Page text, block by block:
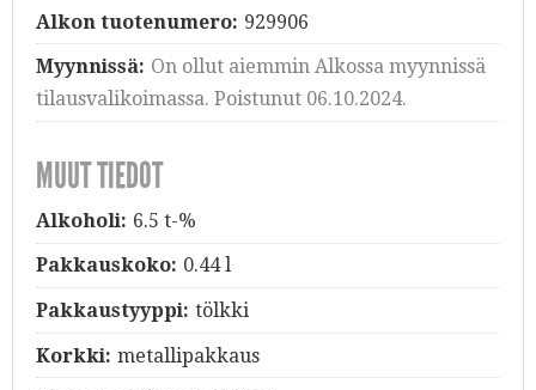
Alkon tuotenumero: 929906
Myynnissä: On ollut aiemmin Alkossa myynnissä
tilausvalikoimassa. Poistunut 06.10.2024.
MUUT TIEDOT
Alkoholi: 6.5 t-%
Pakkauskoko: 0.44 l
Pakkaustyyppi: tölkki
Korkki: metallipakkaus